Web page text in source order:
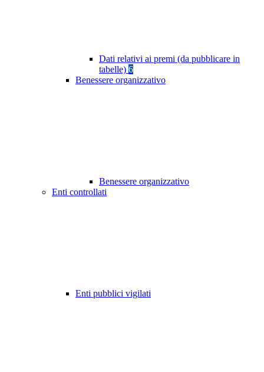
Dati relativi ai premi (da pubblicare in
tabelle) 6
Benessere organizzativo
Benessere organizzativo
Enti controllati
Enti pubblici vigilati